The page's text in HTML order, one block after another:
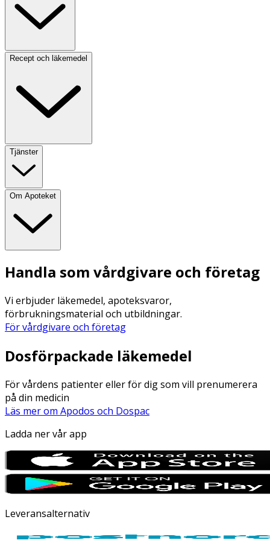
Recept och läkemedel
Tjänster
Om Apoteket
Handla som vårdgivare och företag
Vi erbjuder läkemedel, apoteksvaror,
förbrukningsmaterial och utbildningar.
För vårdgivare och företag
Dosförpackade läkemedel
För vårdens patienter eller för dig som vill prenumerera
på din medicin
Läs mer om Apodos och Dospac
Ladda ner vår app
Leveransalternativ